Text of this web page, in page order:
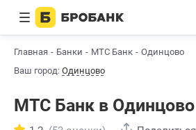
Главная Банки МТС Банк
Одинцово
Ваш город: Одинцово
МТС Банк в Одинцово